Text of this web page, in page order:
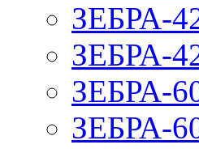
ЗЕБРА-
ЗЕБРА-
ЗЕБРА-
ЗЕБРА-